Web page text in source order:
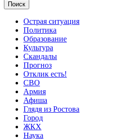
Острая ситуация
Политика
Образование
Культура
Скандалы
Прогноз
Отклик есть!
СВО
Армия
Афиша
Глядя из Ростова
Город
ЖКХ
Наука